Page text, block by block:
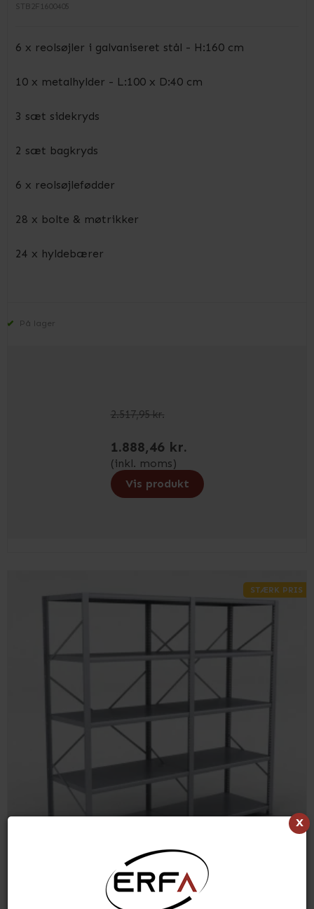
x
STB2F1600405
6 x reolsøjler i galvaniseret stål - H:160 cm
10 x metalhylder - L:100 x D:40 cm
3 sæt sidekryds
2 sæt bagkryds
6 x reolsøjlefødder
28 x bolte & møtrikker
24 x hyldebærer
På lager
2.517,95 kr.
1.888,46 kr.
(inkl. moms)
Vis produkt
STÆRK PRIS
Stålreol 2 fag med 5 hylder